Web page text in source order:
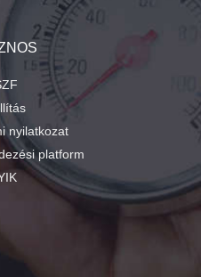
nyilatkozat
platform